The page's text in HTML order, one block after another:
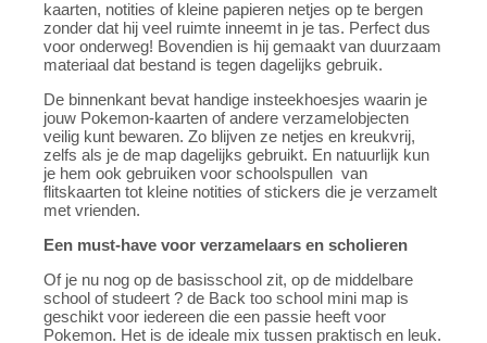
kaarten, notities of kleine papieren netjes op te bergen
zonder dat hij veel ruimte inneemt in je tas. Perfect dus
voor onderweg! Bovendien is hij gemaakt van duurzaam
materiaal dat bestand is tegen dagelijks gebruik.
De binnenkant bevat handige insteekhoesjes waarin je
jouw Pokemon-kaarten of andere verzamelobjecten
veilig kunt bewaren. Zo blijven ze netjes en kreukvrij,
zelfs als je de map dagelijks gebruikt. En natuurlijk kun
je hem ook gebruiken voor schoolspullen van
flitskaarten tot kleine notities of stickers die je verzamelt
met vrienden.
Een must-have voor verzamelaars en scholieren
Of je nu nog op de basisschool zit, op de middelbare
school of studeert ? de Back too school mini map is
geschikt voor iedereen die een passie heeft voor
Pokemon. Het is de ideale mix tussen praktisch en leuk.